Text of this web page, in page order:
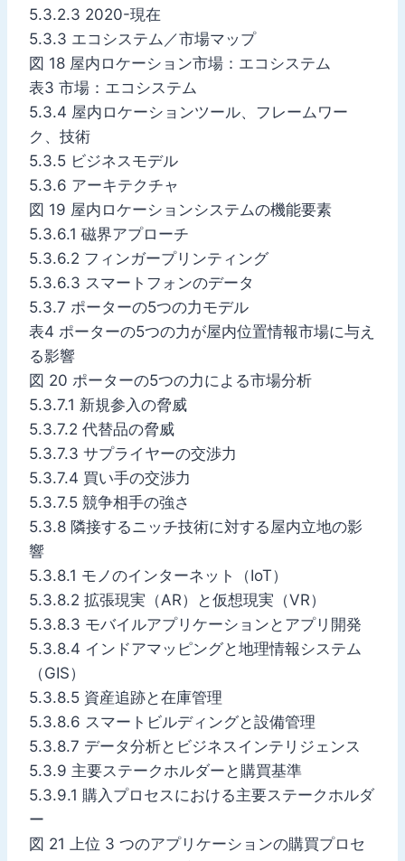
5.3.2.3 2020-現在
5.3.3 エコシステム／市場マップ
図 18 屋内ロケーション市場：エコシステム
表3 市場：エコシステム
5.3.4 屋内ロケーションツール、フレームワー
ク、技術
5.3.5 ビジネスモデル
5.3.6 アーキテクチャ
図 19 屋内ロケーションシステムの機能要素
5.3.6.1 磁界アプローチ
5.3.6.2 フィンガープリンティング
5.3.6.3 スマートフォンのデータ
5.3.7 ポーターの5つの力モデル
表4 ポーターの5つの力が屋内位置情報市場に与え
る影響
図 20 ポーターの5つの力による市場分析
5.3.7.1 新規参入の脅威
5.3.7.2 代替品の脅威
5.3.7.3 サプライヤーの交渉力
5.3.7.4 買い手の交渉力
5.3.7.5 競争相手の強さ
5.3.8 隣接するニッチ技術に対する屋内立地の影
響
5.3.8.1 モノのインターネット（IoT）
5.3.8.2 拡張現実（AR）と仮想現実（VR）
5.3.8.3 モバイルアプリケーションとアプリ開発
5.3.8.4 インドアマッピングと地理情報システム
（GIS）
5.3.8.5 資産追跡と在庫管理
5.3.8.6 スマートビルディングと設備管理
5.3.8.7 データ分析とビジネスインテリジェンス
5.3.9 主要ステークホルダーと購買基準
5.3.9.1 購入プロセスにおける主要ステークホルダ
ー
図 21 上位 3 つのアプリケーションの購買プロセ